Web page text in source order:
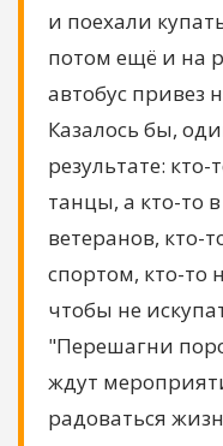
и поехали
потом ещё и на
автобус привез
Казалось бы,
результате:
танцы, а кто-то
ветеранов, кто-
спортом, кто-то
чтобы не
"Перешагни
ждут
радоваться